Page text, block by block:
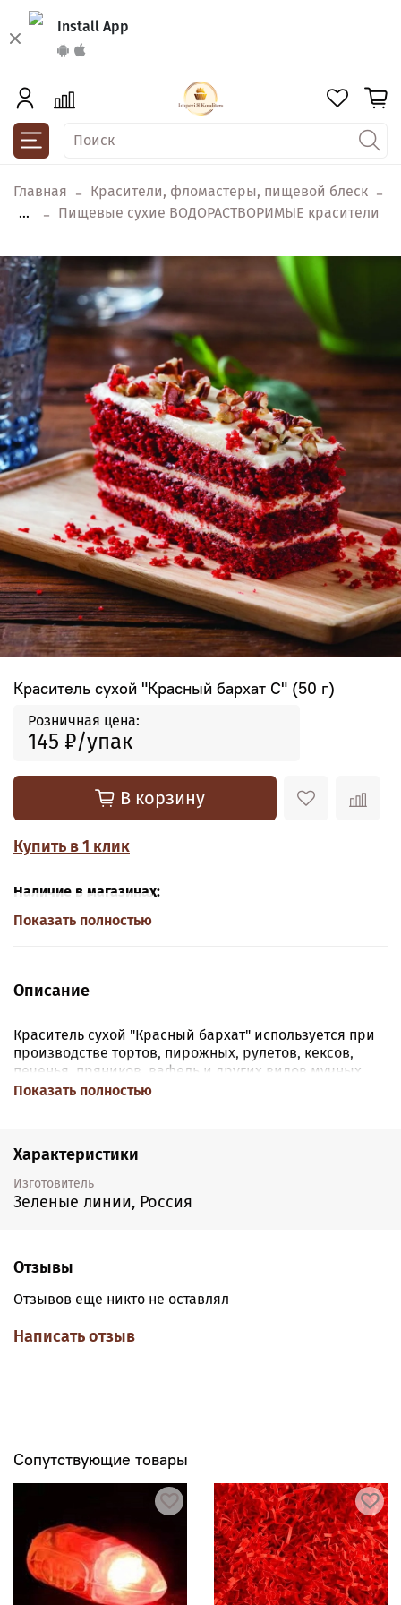
Install App
Главная
Красители, фломастеры, пищевой блеск
...
Пищевые сухие ВОДОРАСТВОРИМЫЕ красители
Краситель сухой "Красный бархат С" (50 г)
Розничная цена:
145 ₽
В корзину
Купить в 1 клик
Наличие в магазинах:
Показать полностью
Описание
Краситель сухой "Красный бархат" используется при
производстве тортов, пирожных, рулетов, кексов,
печенья, пряников, вафель и других видов мучных
кондитерских изделий. Идеально подходит для
Рекомендуемые дозировки:
продукта. Так же дозировка может определяется в
зависимости от требуемого оттенка окрашиваемого
Технологические рекомендации:
совместно с сухими компонентами.
Какао-порошок, краситель (Е124).
Показать полностью
Характеристики
Изготовитель
Зеленые линии, Россия
Отзывы
Отзывов еще никто не оставлял
Написать отзыв
Сопутствующие товары